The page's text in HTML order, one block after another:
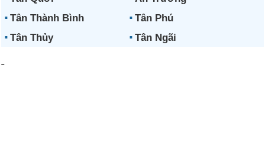
Tân Thành Bình
Tân Phú
Tân Thủy
Tân Ngãi